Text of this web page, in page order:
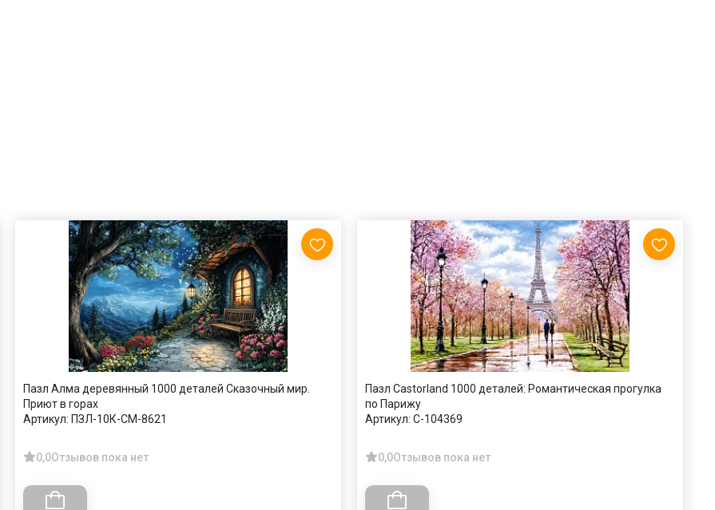
Пазл Алма деревянный 1000 деталей Сказочный мир.
Приют в горах
Артикул: ПЗЛ-10К-СМ-8621
0,0Отзывов пока нет
Пазл Castorland 1000 деталей: Романтическая прогулка
по Парижу
Артикул: C-104369
0,0Отзывов пока нет